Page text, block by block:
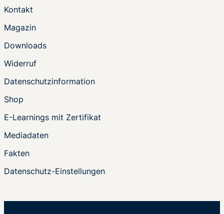
Kontakt
Magazin
Downloads
Widerruf
Datenschutzinformation
Shop
E-Learnings mit Zertifikat
Mediadaten
Fakten
Datenschutz-Einstellungen